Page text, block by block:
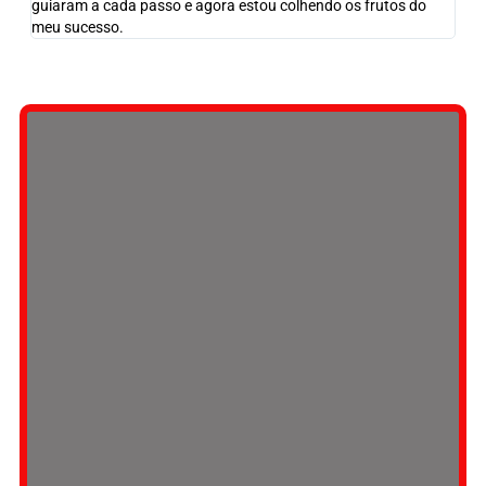
guiaram a cada passo e agora estou colhendo os frutos do
meu sucesso.